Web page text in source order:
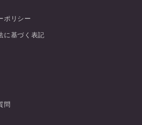
ポリシー
に基づく表記
問